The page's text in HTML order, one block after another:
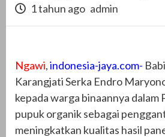
1 tahun ago admin
Ngawi,indonesia-jaya.com-
Karangjati Serka Endro
kepada warga binaannya dalam
pupuk organik sebagai
meningkatkan kualitas hasil